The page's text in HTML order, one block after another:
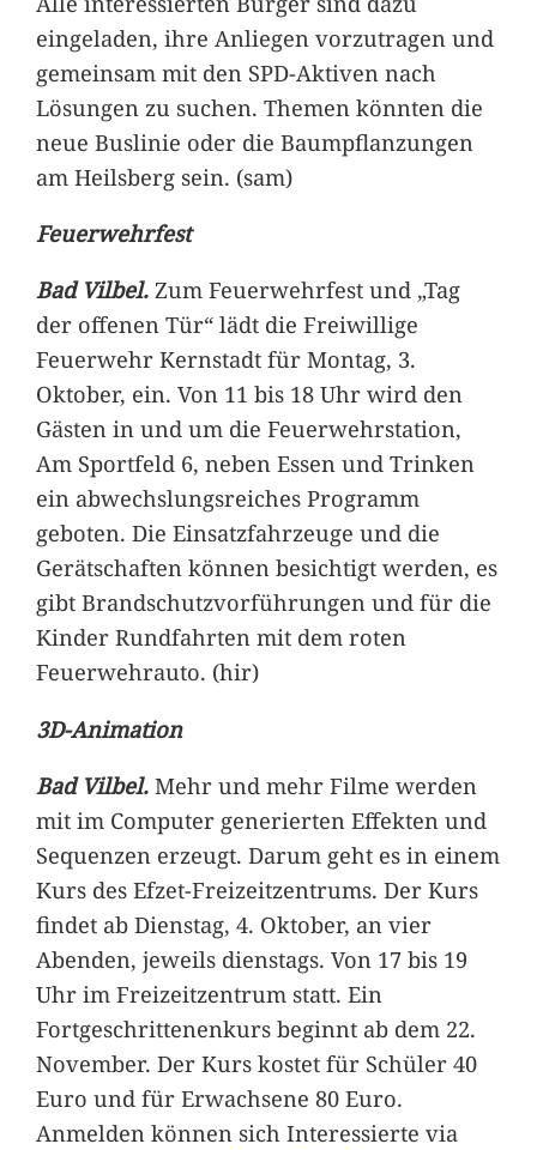
eingeladen, ihre Anliegen vorzutragen und
gemeinsam mit den SPD-Aktiven nach
Lösungen zu suchen. Themen könnten die
neue Buslinie oder die Baumpflanzungen
am Heilsberg sein. (sam)
Feuerwehrfest
Bad Vilbel.Zum Feuerwehrfest und „Tag
der offenen Tür“ lädt die Freiwillige
Feuerwehr Kernstadt für Montag, 3.
Oktober, ein. Von 11 bis 18 Uhr wird den
Gästen in und um die Feuerwehrstation,
Am Sportfeld 6, neben Essen und Trinken
ein abwechslungsreiches Programm
geboten. Die Einsatzfahrzeuge und die
Gerätschaften können besichtigt werden, es
gibt Brandschutzvorführungen und für die
Kinder Rundfahrten mit dem roten
Feuerwehrauto. (hir)
3D-Animation
Bad Vilbel.Mehr und mehr Filme werden
mit im Computer generierten Effekten und
Sequenzen erzeugt. Darum geht es in einem
Kurs des Efzet-Freizeitzentrums. Der Kurs
findet ab Dienstag, 4. Oktober, an vier
Abenden, jeweils dienstags. Von 17 bis 19
Uhr im Freizeitzentrum statt. Ein
Fortgeschrittenenkurs beginnt ab dem 22.
November. Der Kurs kostet für Schüler 40
Euro und für Erwachsene 80 Euro.
Anmelden können sich Interessierte via